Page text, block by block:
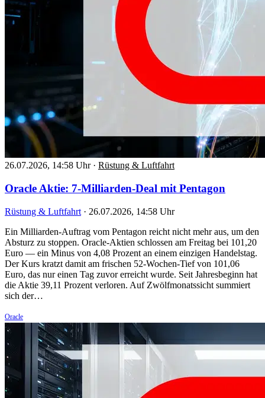
26.07.2026, 14:58 Uhr · Rüstung & Luftfahrt
Oracle Aktie: 7-Milliarden-Deal mit Pentagon
Rüstung & Luftfahrt · 26.07.2026, 14:58 Uhr
Ein Milliarden-Auftrag vom Pentagon reicht nicht mehr aus, um den
Absturz zu stoppen. Oracle-Aktien schlossen am Freitag bei 101,20
Euro — ein Minus von 4,08 Prozent an einem einzigen Handelstag.
Der Kurs kratzt damit am frischen 52-Wochen-Tief von 101,06
Euro, das nur einen Tag zuvor erreicht wurde. Seit Jahresbeginn hat
die Aktie 39,11 Prozent verloren. Auf Zwölfmonatssicht summiert
sich der…
Oracle